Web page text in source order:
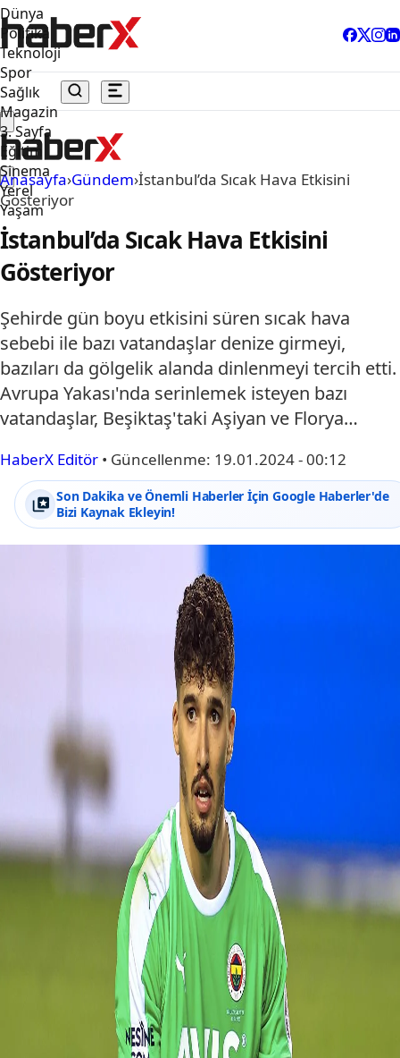
Dünya
Politika
Teknoloji
Spor
Sağlık
Magazin
3. Sayfa
Eğitim
Sinema
Yerel
Yaşam
Anasayfa›Gündem›İstanbul’da Sıcak Hava Etkisini
Gösteriyor
İstanbul’da Sıcak Hava Etkisini
Gösteriyor
Şehirde gün boyu etkisini süren sıcak hava
sebebi ile bazı vatandaşlar denize girmeyi,
bazıları da gölgelik alanda dinlenmeyi tercih etti.
Avrupa Yakası'nda serinlemek isteyen bazı
vatandaşlar, Beşiktaş'taki Aşiyan ve Florya…
HaberX Editör • Güncellenme: 19.01.2024 - 00:12
Son Dakika ve Önemli Haberler İçin Google Haberler'de
Bizi Kaynak Ekleyin!